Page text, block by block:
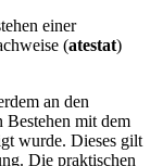
einer
(atestat)
an den
mit dem
wurde. Dieses gilt
Die praktischen